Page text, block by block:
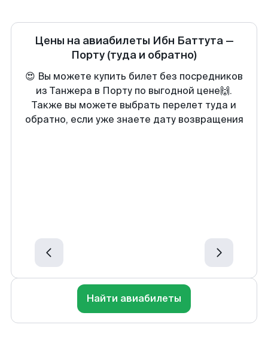
Цены на авиабилеты Ибн Баттута—
Порту (туда и обратно)
😍 Вы можете купить билет без посредников
из Танжера в Порту по выгодной цене🙌.
Также вы можете выбрать перелет туда и
обратно, если уже знаете дату возвращения
Найти авиабилеты